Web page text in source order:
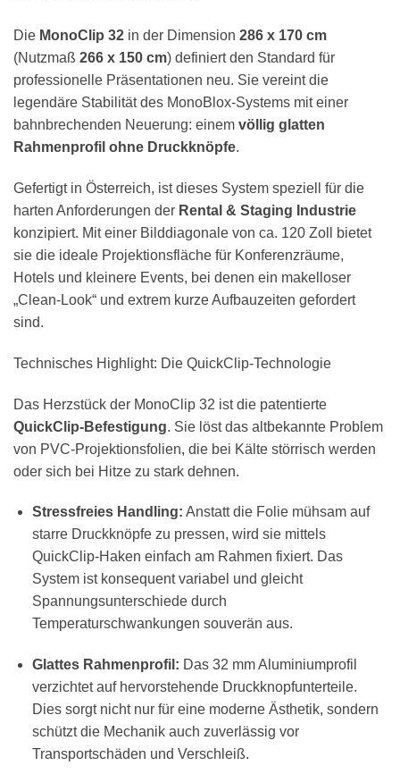
Die MonoClip 32 in der Dimension 286 x 170 cm
(Nutzmaß 266 x 150 cm) definiert den Standard für
professionelle Präsentationen neu. Sie vereint die
legendäre Stabilität des MonoBlox-Systems mit einer
bahnbrechenden Neuerung: einem völlig glatten
Rahmenprofil ohne Druckknöpfe.
Gefertigt in Österreich, ist dieses System speziell für die
harten Anforderungen der Rental & Staging Industrie
konzipiert. Mit einer Bilddiagonale von ca. 120 Zoll bietet
sie die ideale Projektionsfläche für Konferenzräume,
Hotels und kleinere Events, bei denen ein makelloser
„Clean-Look“ und extrem kurze Aufbauzeiten gefordert
sind.
Technisches Highlight: Die QuickClip-Technologie
Das Herzstück der MonoClip 32 ist die patentierte
QuickClip-Befestigung. Sie löst das altbekannte Problem
von PVC-Projektionsfolien, die bei Kälte störrisch werden
oder sich bei Hitze zu stark dehnen.
Stressfreies Handling: Anstatt die Folie mühsam auf
starre Druckknöpfe zu pressen, wird sie mittels
QuickClip-Haken einfach am Rahmen fixiert. Das
System ist konsequent variabel und gleicht
Spannungsunterschiede durch
Temperaturschwankungen souverän aus.
Glattes Rahmenprofil: Das 32 mm Aluminiumprofil
verzichtet auf hervorstehende Druckknopfunterteile.
Dies sorgt nicht nur für eine moderne Ästhetik, sondern
schützt die Mechanik auch zuverlässig vor
Transportschäden und Verschleiß.